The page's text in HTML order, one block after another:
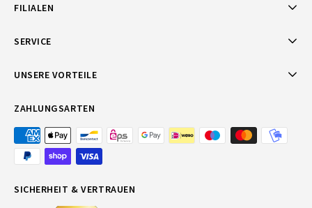
FILIALEN
SERVICE
UNSERE VORTEILE
ZAHLUNGSARTEN
SICHERHEIT & VERTRAUEN